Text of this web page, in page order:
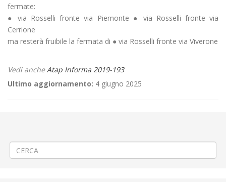
fermate:
● via Rosselli fronte via Piemonte ● via Rosselli fronte via
Cerrione
ma resterà fruibile la fermata di ● via Rosselli fronte via Viverone
Vedi ancheAtap Informa 2019-193
Ultimo aggiornamento: 4 giugno 2025